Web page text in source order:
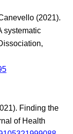
(2021).
systematic
Finding the
of Health